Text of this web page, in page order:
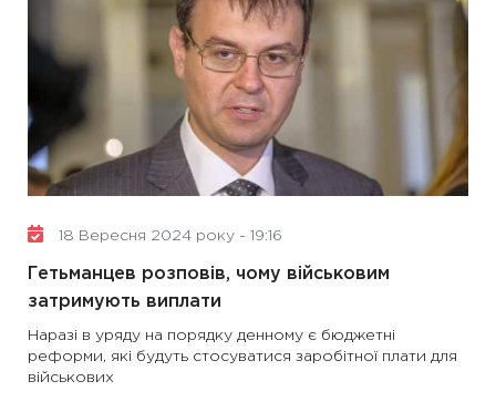
18 Вересня 2024 року - 19:16
Гетьманцев розповів, чому військовим
затримують виплати
Наразі в уряду на порядку денному є бюджетні
реформи, які будуть стосуватися заробітної плати для
військових